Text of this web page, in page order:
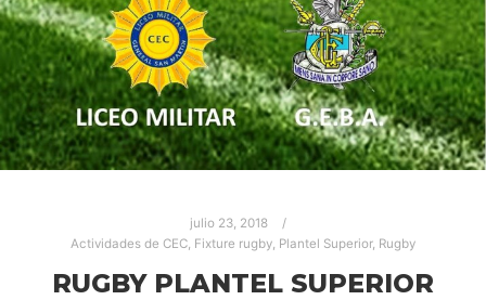
julio 23, 2018
Actividades de CEC, Fixture rugby, Plantel Superior, Rugby
RUGBY PLANTEL SUPERIOR